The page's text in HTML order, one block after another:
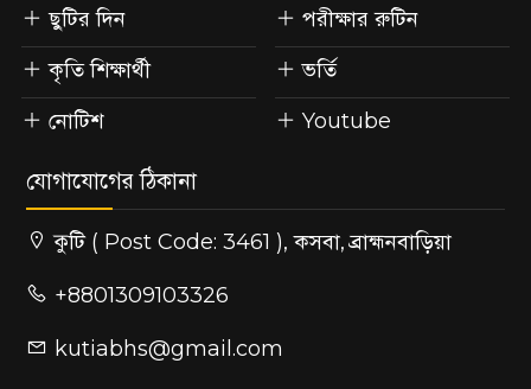
ছুটির দিন
কৃতি শিক্ষার্থী
নোটিশ
পরীক্ষার রুটিন
ভর্তি
Youtube
যোগাযোগের ঠিকানা
কুটি ( Post Code: 3461 ), কসবা, ব্রাহ্মনবাড়িয়া
+8801309103326
kutiabhs@gmail.com